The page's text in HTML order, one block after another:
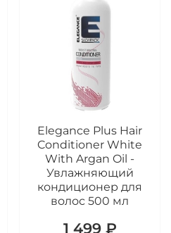
Elegance Plus Hair
Conditioner White
With Argan Oil -
Увлажняющий
кондиционер для
волос 500 мл
1 499 ₽